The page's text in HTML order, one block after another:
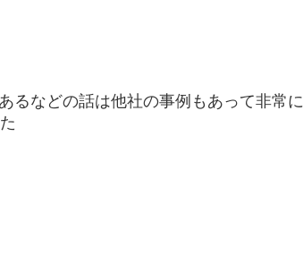
るなどの話は他社の事例もあって非常に